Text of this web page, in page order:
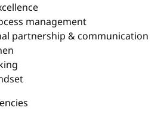
management
partnership & communication